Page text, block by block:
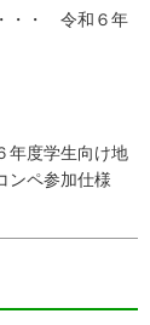
・・ 令和６年
年度学生向け地
ンペ参加仕様